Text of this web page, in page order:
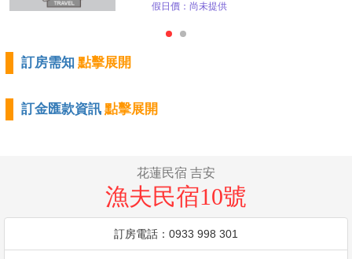
假日價：尚未提供
訂房需知 點擊展開
訂金匯款資訊 點擊展開
花蓮民宿 吉安
漁夫民宿10號
訂房電話：0933 998 301